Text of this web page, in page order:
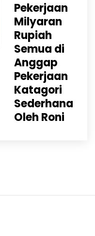
Pekerjaan
Milyaran
Rupiah
Semua di
Anggap
Pekerjaan
Katagori
Sederhana
Oleh Roni